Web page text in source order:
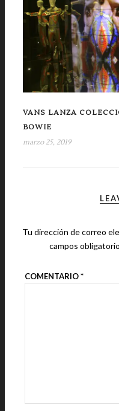
VANS LANZA
BOWIE
marzo 25, 2019
Tu dirección de correo
campos
COMENTARIO*